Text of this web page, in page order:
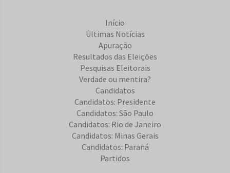
Início
Últimas Notícias
Apuração
Resultados das Eleições
Pesquisas Eleitorais
Verdade ou mentira?
Candidatos
Candidatos: Presidente
Candidatos: São Paulo
Candidatos: Rio de Janeiro
Candidatos: Minas Gerais
Candidatos: Paraná
Partidos